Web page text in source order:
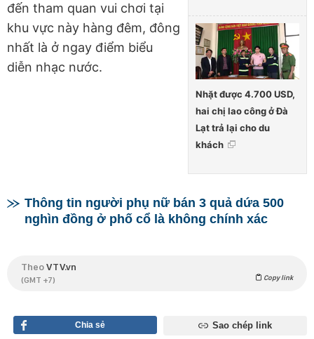
Nhặt được 4.700 USD,
hai chị lao công ở Đà
Lạt trả lại cho du
khách
đến tham quan vui chơi tại
khu vực này hàng đêm, đông
nhất là ở ngay điểm biểu
diễn nhạc nước.
Thông tin người phụ nữ bán 3 quả dứa 500
nghìn đồng ở phố cổ là không chính xác
TheoVTV.vn
(GMT +7) Copy link
Chia sẻ Sao chép link